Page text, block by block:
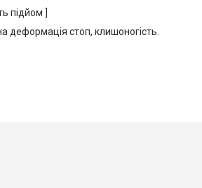
підйом ]
деформація стоп, клишоногість.